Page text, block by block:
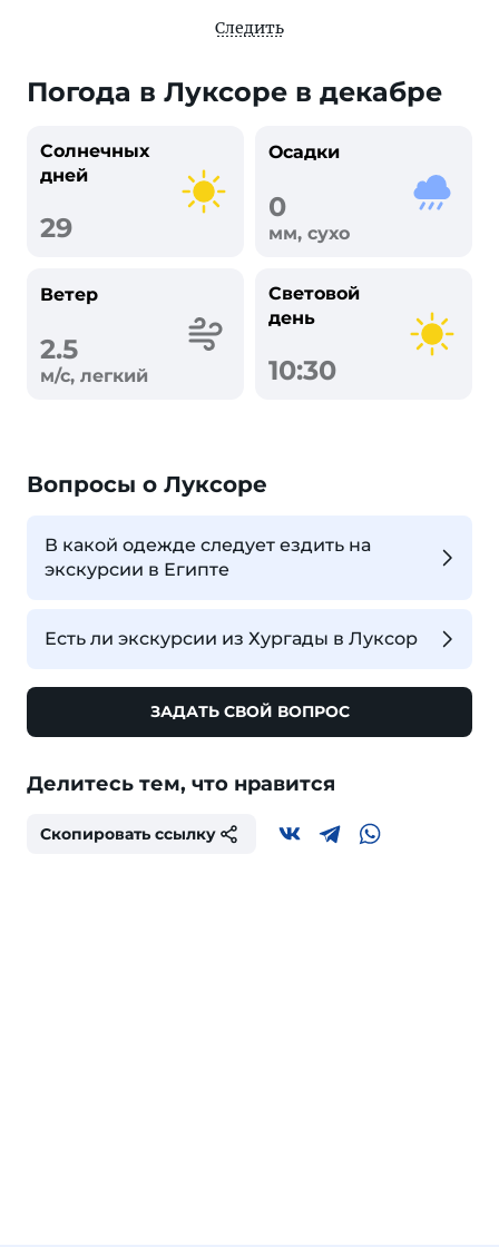
Следить
Погода в Луксоре в декабре
Солнечных
дней
29
Осадки
0
мм, сухо
Ветер
2.5
м/с, легкий
Световой
день
10:30
Вопросы о Луксоре
В какой одежде следует ездить на
экскурсии в Египте
Есть ли экскурсии из Хургады в Луксор
ЗАДАТЬ СВОЙ ВОПРОС
Делитесь тем, что нравится
Скопировать ссылку